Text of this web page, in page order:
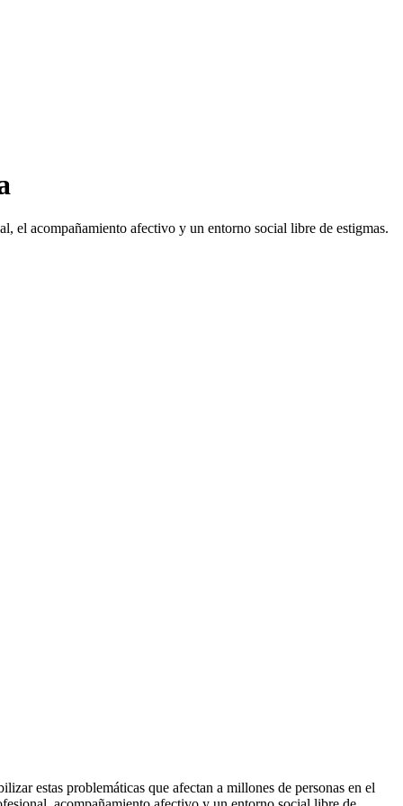
el acompañamiento afectivo y un entorno social libre de estigmas.
estas problemáticas que afectan a millones de personas en el